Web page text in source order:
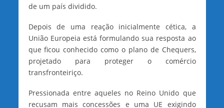
de um país dividido.
Depois de uma reação inicialmente cética, a
União Europeia está formulando sua resposta ao
que ficou conhecido como o plano de Chequers,
projetado para proteger o comércio
transfronteiriço.
Pressionada entre aqueles no Reino Unido que
recusam mais concessões e uma UE exigindo